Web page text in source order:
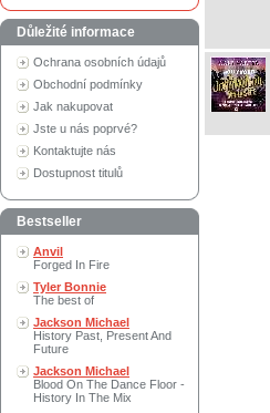
Důležité informace
Ochrana osobních údajů
Obchodní podmínky
Jak nakupovat
Jste u nás poprvé?
Kontaktujte nás
Dostupnost titulů
Bestseller
Anvil
Forged In Fire
Tyler Bonnie
The best of
Jackson Michael
History Past, Present And
Future
Jackson Michael
Blood On The Dance Floor -
History In The Mix